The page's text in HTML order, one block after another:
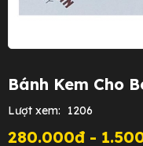
Bánh Kem Cho
Lượt xem: 1206
280.000đ -